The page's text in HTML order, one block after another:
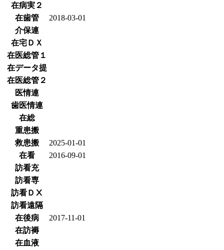
在病実２
在歯管
2018-03-01
介保連
在宅ＤＸ
在医総管１
在データ提
在医総管２
医情連
歯医情連
在総
重患搬
救患搬
2025-01-01
在看
2016-09-01
訪看充
訪看専
訪看ＤⅩ
訪看遠隔
在後病
2017-11-01
在訪褥
在血液